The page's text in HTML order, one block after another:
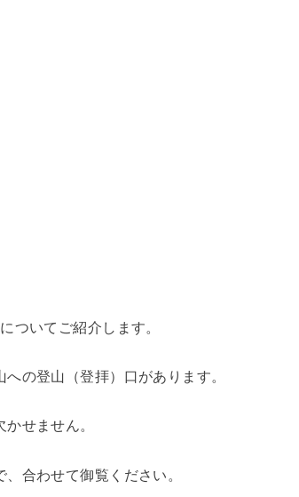
についてご紹介します。
の登山（登拝）口があります。
せません。
合わせて御覧ください。